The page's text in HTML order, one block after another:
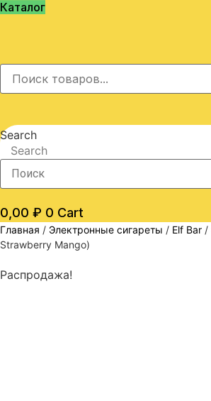
Каталог
Search
Search
0,00 ₽ 0 Cart
Главная / Электронные сигареты / Elf Bar /
Strawberry Mango)
Распродажа!